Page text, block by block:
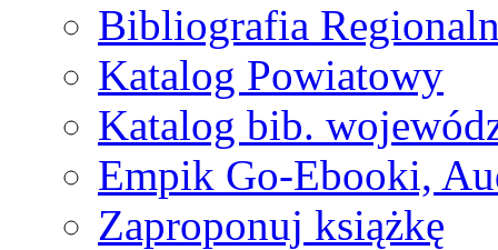
Bibliografia
Katalog Powiatowy
Katalog bib.
Empik Go-Ebooki,
Zaproponuj książkę